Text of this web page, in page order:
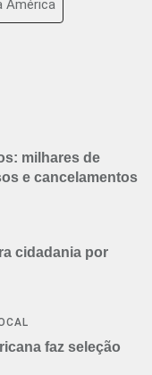
América
milhares de
e cancelamentos
cidadania por
faz seleção